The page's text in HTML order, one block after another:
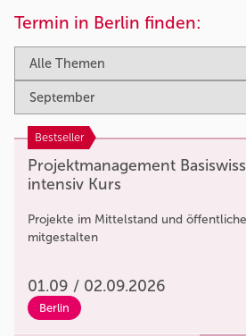
Termin in Berlin finden:
Bestseller
Projektmanagement
intensiv Kurs
Projekte im Mittelstand und
mitgestalten
01.09 / 02.09.2026
Berlin